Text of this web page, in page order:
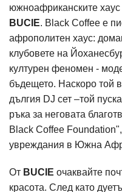
южноафриканските хаус
BUCIE. Black Coffee е
афрополитен хаус:
клубовете на
културен феномен -
бъдещето. Наскоро той
дългия DJ сет –той
ръка за неговата
Black Coffee
увреждания в Южна
От BUCIE очаквайте
красота. След като